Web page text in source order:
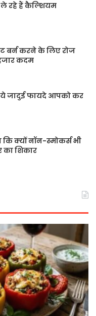
ले रहे हैं कैल्शियम
बर्न करने के लिए रोज
कदम
ये जादुई फायदे आपको कर
कि क्यों नॉन-स्मोकर्स भी
का शिकार